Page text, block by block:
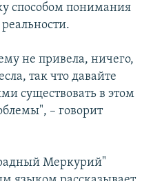
способом понимания
не привела, ничего,
так что давайте
существовать в этом
– говорит
Меркурий"